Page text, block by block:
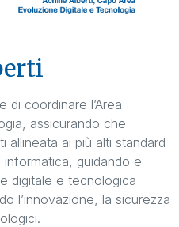
di coordinare l’Area
assicurando che
allineata ai più alti standard
informatica, guidando e
digitale e tecnologica
l’innovazione, la sicurezza